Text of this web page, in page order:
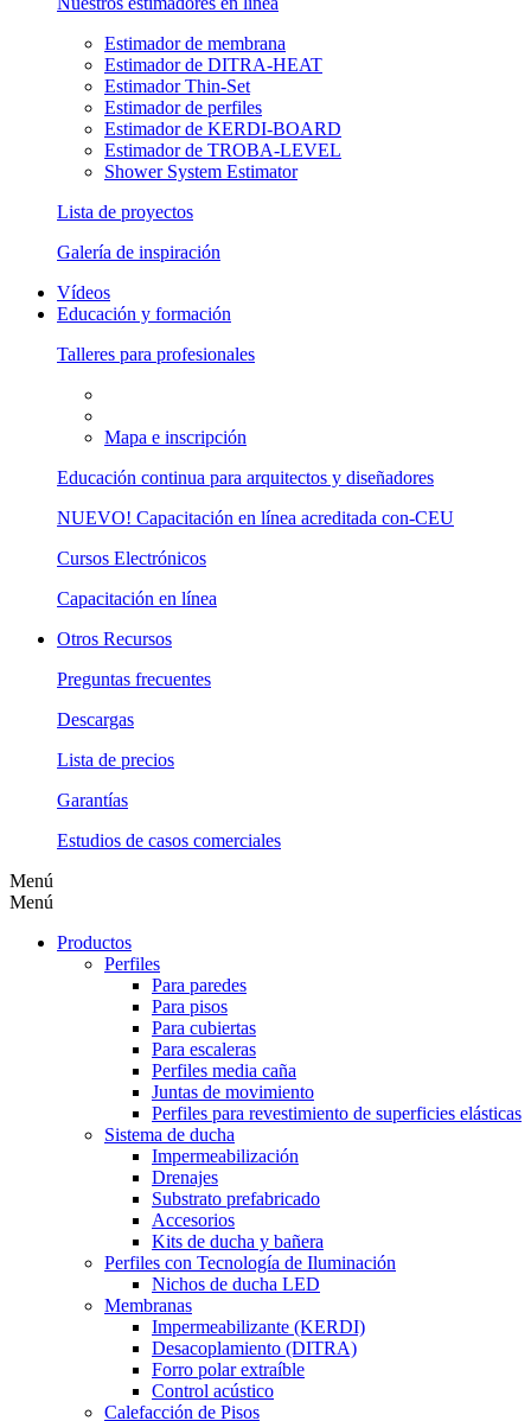
Estimador de membrana
Estimador de DITRA-HEAT
Estimador Thin-Set
Estimador de perfiles
Estimador de KERDI-BOARD
Estimador de TROBA-LEVEL
Shower System Estimator
Lista de proyectos
Galería de inspiración
Vídeos
Educación y formación
Talleres para profesionales
Mapa e inscripción
Educación continua para arquitectos y diseñadores
NUEVO! Capacitación en línea acreditada con-CEU
Cursos Electrónicos
Capacitación en línea
Otros Recursos
Preguntas frecuentes
Descargas
Lista de precios
Garantías
Estudios de casos comerciales
Menú
Menú
Productos
Perfiles
Para paredes
Para pisos
Para cubiertas
Para escaleras
Perfiles media caña
Juntas de movimiento
Perfiles para revestimiento de superficies elásticas
Sistema de ducha
Impermeabilización
Drenajes
Substrato prefabricado
Accesorios
Kits de ducha y bañera
Perfiles con Tecnología de Iluminación
Nichos de ducha LED
Membranas
Impermeabilizante (KERDI)
Desacoplamiento (DITRA)
Forro polar extraíble
Control acústico
Calefacción de Pisos